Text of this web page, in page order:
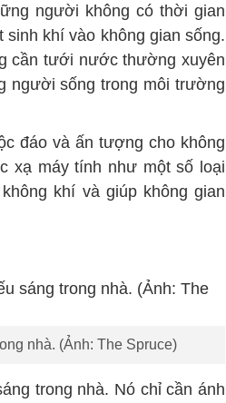
người không có thời gian
khí vào không gian sống.
cần tưới nước thường xuyên
người sống trong môi trường
đáo và ấn tượng cho không
xạ máy tính như một số loại
khí và giúp không gian
nhà. (Ảnh: The Spruce)
trong nhà. Nó chỉ cần ánh